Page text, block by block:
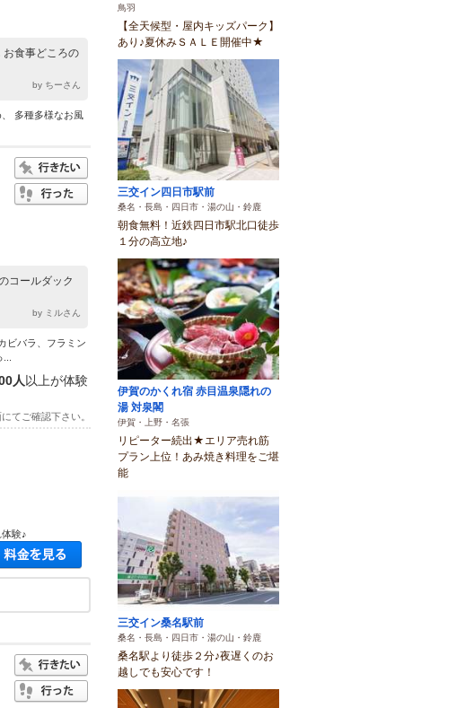
お食事どころの
by ちーさん
多種多様なお風
コールダック
by ミルさん
ビバラ、フラミン
人 以上が体験
てご確認下さい。
験♪
空き状況・料金を見る
鳥羽
【全天候型・屋内キッズパーク】
あり♪夏休みＳＡＬＥ開催中★
三交イン四日市駅前
桑名・長島・四日市・湯の山・鈴鹿
朝食無料！近鉄四日市駅北口徒歩
１分の高立地♪
伊賀のかくれ宿 赤目温泉隠れの
湯 対泉閣
伊賀・上野・名張
リピーター続出★エリア売れ筋
プラン上位！あみ焼き料理をご堪
能
三交イン桑名駅前
桑名・長島・四日市・湯の山・鈴鹿
桑名駅より徒歩２分♪夜遅くのお
越しでも安心です！